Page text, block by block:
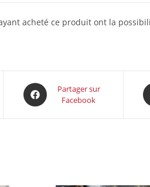
acheté ce produit ont la
Partager sur
Facebook